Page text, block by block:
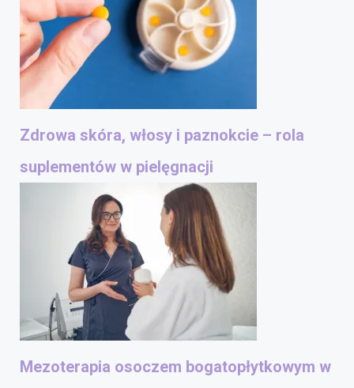
Zdrowa skóra, włosy i paznokcie – rola
suplementów w pielęgnacji
Mezoterapia osoczem bogatopłytkowym w